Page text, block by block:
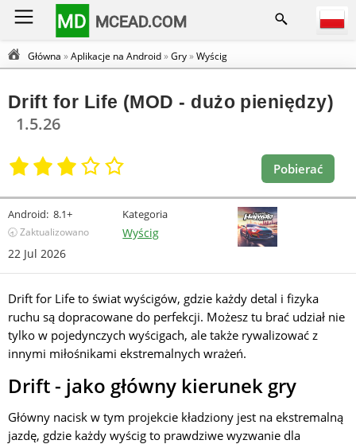
MD MCEAD.COM
Główna »Aplikacje na Android»Gry»Wyścig
Drift for Life (MOD - dużo pieniędzy)
1.5.26
Pobierać
Android: 8.1+
🕣 Zaktualizowano
22 Jul 2026
Kategoria
Wyścig
Drift for Life to świat wyścigów, gdzie każdy detal i fizyka
ruchu są dopracowane do perfekcji. Możesz tu brać udział nie
tylko w pojedynczych wyścigach, ale także rywalizować z
innymi miłośnikami ekstremalnych wrażeń.
Drift - jako główny kierunek gry
Główny nacisk w tym projekcie kładziony jest na ekstremalną
jazdę, gdzie każdy wyścig to prawdziwe wyzwanie dla